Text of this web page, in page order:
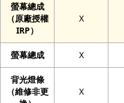
螢幕總成
（原廠授權
IRP）
X
螢幕總成 X
背光燈條
（維修非更
X